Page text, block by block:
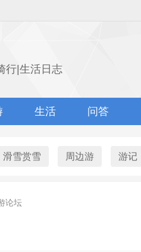
行|生活日志
生活 问答
滑雪赏雪 周边游 游记
论坛